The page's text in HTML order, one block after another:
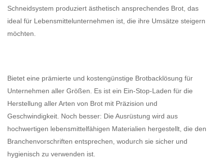
Schneidsystem produziert ästhetisch ansprechendes Brot, das
ideal für Lebensmittelunternehmen ist, die ihre Umsätze steigern
möchten.
Bietet eine prämierte und kostengünstige Brotbacklösung für
Unternehmen aller Größen. Es ist ein Ein-Stop-Laden für die
Herstellung aller Arten von Brot mit Präzision und
Geschwindigkeit. Noch besser: Die Ausrüstung wird aus
hochwertigen lebensmittelfähigen Materialien hergestellt, die den
Branchenvorschriften entsprechen, wodurch sie sicher und
hygienisch zu verwenden ist.